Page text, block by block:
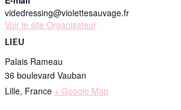
videdressing@violettesauvage.fr
Voir le site Organisateur
LIEU
Palais Rameau
36 boulevard Vauban
Lille, France + Google Map